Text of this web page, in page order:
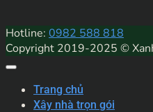
Hotline: 0982 588 818
Copyright 2019-2025 ©
Trang chủ
Xây nhà trọn gói